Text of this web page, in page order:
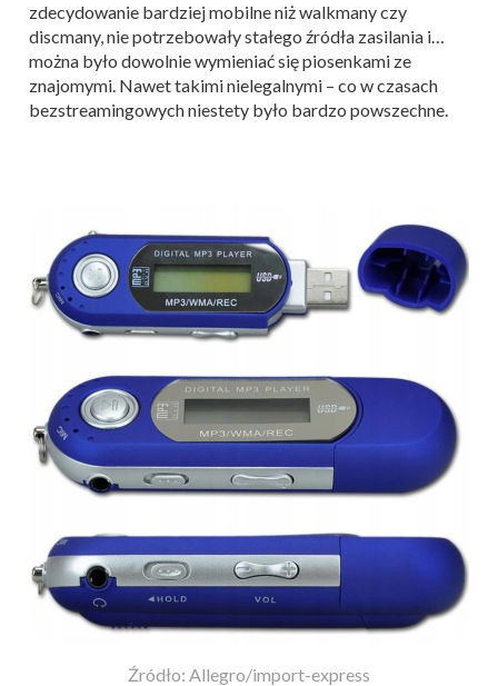
zdecydowanie bardziej mobilne niż walkmany czy
discmany, nie potrzebowały stałego źródła zasilania i…
można było dowolnie wymieniać się piosenkami ze
znajomymi. Nawet takimi nielegalnymi – co w czasach
bezstreamingowych niestety było bardzo powszechne.
Źródło: Allegro/import-express